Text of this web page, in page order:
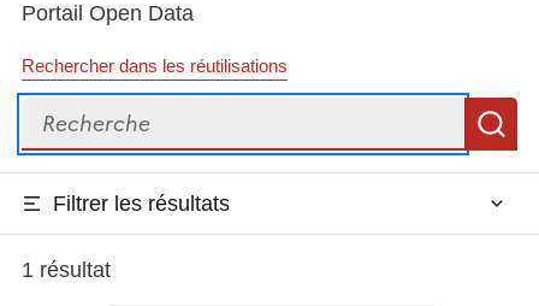
Portail Open Data
Rechercher dans les réutilisations
Recherche
Filtrer les résultats
1 résultat